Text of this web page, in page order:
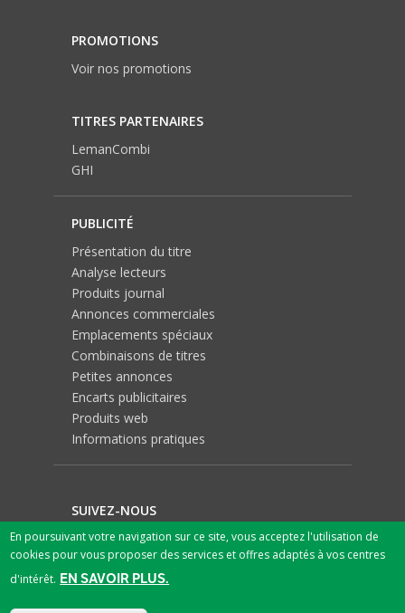
PROMOTIONS
Voir nos promotions
TITRES PARTENAIRES
LemanCombi
GHI
PUBLICITÉ
Présentation du titre
Analyse lecteurs
Produits journal
Annonces commerciales
Emplacements spéciaux
Combinaisons de titres
Petites annonces
Encarts publicitaires
Produits web
Informations pratiques
SUIVEZ-NOUS
En poursuivant votre navigation sur ce site, vous acceptez l'utilisation de
cookies pour vous proposer des services et offres adaptés à vos centres
d'intérêt. EN SAVOIR PLUS.